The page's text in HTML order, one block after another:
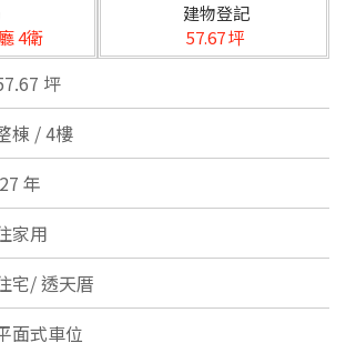
公寓 電梯大樓 套房
透天厝 樓中樓 華廈
辦公 店面 工廠
4衛
建物登記
57.67 坪
坪
棟 / 4樓
27 年
家用
宅/透天厝
面式車位